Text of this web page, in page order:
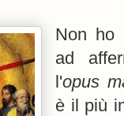
Non ho
ad
l'opus
è il più